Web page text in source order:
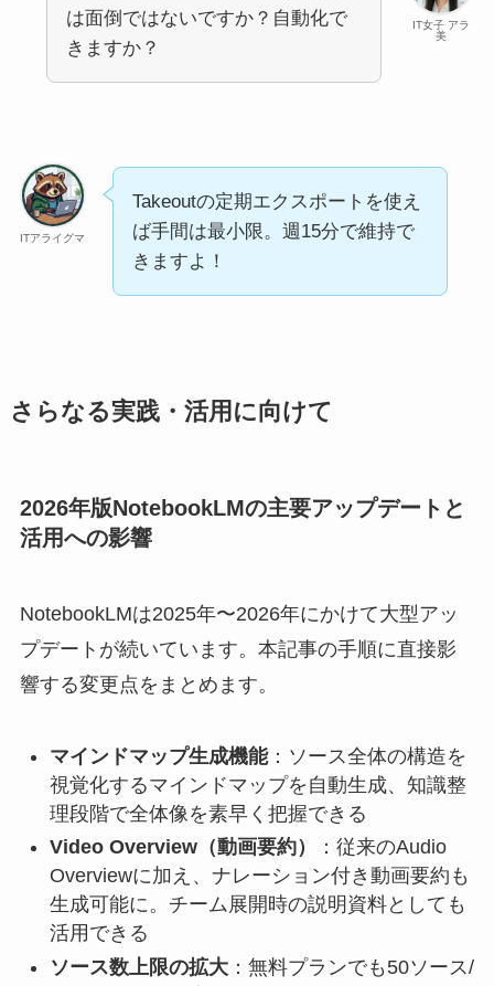
IT女子 アラ
美
は面倒ではないですか？自動化で
きますか？
ITアライグマ
Takeoutの定期エクスポートを使え
ば手間は最小限。週15分で維持で
きますよ！
さらなる実践・活用に向けて
2026年版NotebookLMの主要アップデートと
活用への影響
NotebookLMは2025年〜2026年にかけて大型アッ
プデートが続いています。本記事の手順に直接影
響する変更点をまとめます。
マインドマップ生成機能：ソース全体の構造を
視覚化するマインドマップを自動生成、知識整
理段階で全体像を素早く把握できる
Video Overview（動画要約）
：従来のAudio
Overviewに加え、ナレーション付き動画要約も
生成可能に。チーム展開時の説明資料としても
活用できる
ソース数上限の拡大：無料プランでも50ソース/